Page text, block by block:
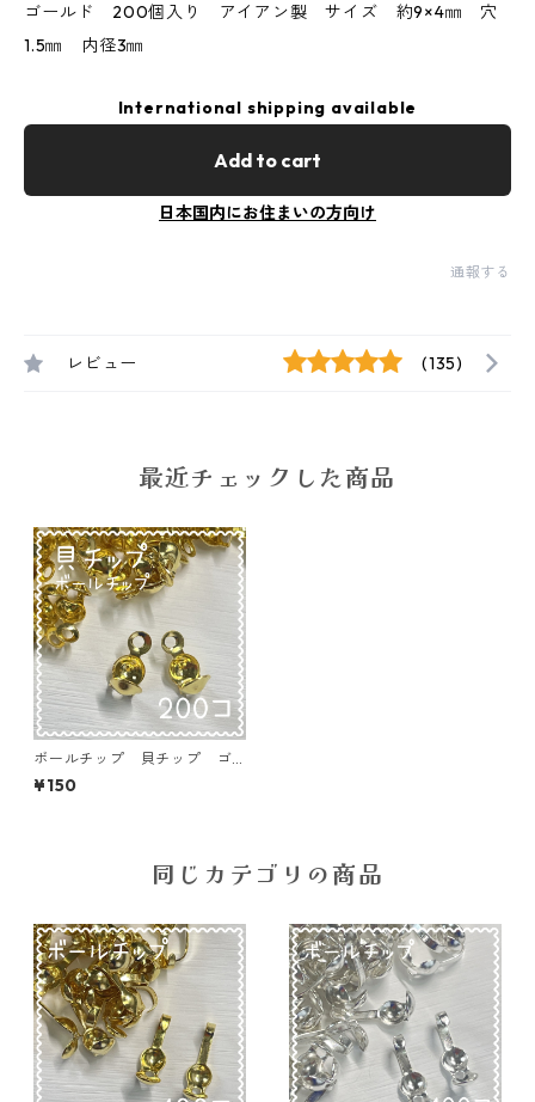
ゴールド 200個入り アイアン製 サイズ 約9×4㎜ 穴
1.5㎜ 内径3㎜
International shipping available
Add to cart
日本国内にお住まいの方向け
通報する
レビュー (135)
最近チェックした商品
ボールチップ 貝チップ ゴ
ールド 200個入り 8×4㎜
【BT-GLD03】
¥150
同じカテゴリの商品